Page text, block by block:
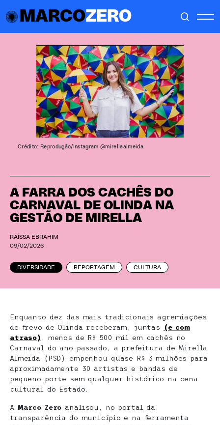
MARCOZERO
A FARRA DOS CACHÊS DO
CARNAVAL DE OLINDA NA
GESTÃO DE MIRELLA
RAÍSSA EBRAHIM
09/02/2026
DIVERSIDADE REPORTAGEM CULTURA
Crédito: Reprodução/Instagram @mirellaalmeida
Enquanto dez das mais tradicionais agremiações
de frevo de Olinda receberam, juntas
(e com
atraso) , menos de R$ 500 mil em cachês no
Carnaval do ano passado, a prefeitura de Mirella
Almeida (PSD) empenhou quase R$ 3 milhões para
aproximadamente 30 artistas e bandas de
pequeno porte sem qualquer histórico na cena
cultural do Estado.
A Marco Zero analisou, no portal da
transparência do município e na ferramenta